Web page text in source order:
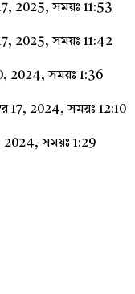
2025, সময়ঃ 11:53
2025, সময়ঃ 11:42
2024, সময়ঃ 1:36
17, 2024, সময়ঃ 12:10
সময়ঃ 1:29